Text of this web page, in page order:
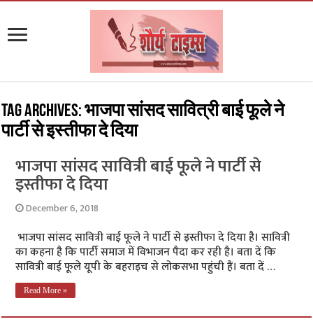
Tag Archives:भाजपा सांसद सावित्री बाई फूले ने
पार्टी से इस्तीफा दे दिया
भाजपा सांसद सावित्री बाई फूले ने पार्टी से
इस्तीफा दे दिया
December 6, 2018
भाजपा सांसद सावित्री बाई फूले ने पार्टी से इस्तीफा दे दिया है। सावित्री
का कहना है कि पार्टी समाज में विभाजन पैदा कर रही है। बता दें कि
सावित्री बाई फूले यूपी के बहराइच से लोकसभा पहुंची हैं। बता दें …
Read More »